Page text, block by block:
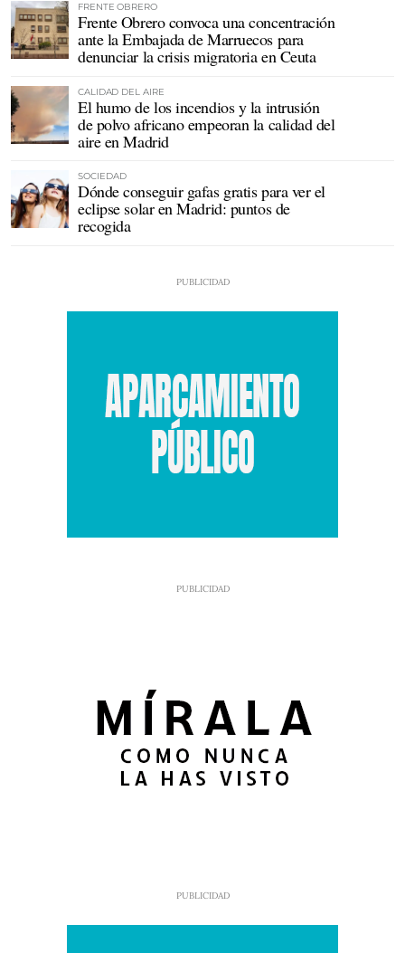
FRENTE OBRERO
Frente Obrero convoca una concentración
ante la Embajada de Marruecos para
denunciar la crisis migratoria en Ceuta
CALIDAD DEL AIRE
El humo de los incendios y la intrusión
de polvo africano empeoran la calidad del
aire en Madrid
SOCIEDAD
Dónde conseguir gafas gratis para ver el
eclipse solar en Madrid: puntos de
recogida